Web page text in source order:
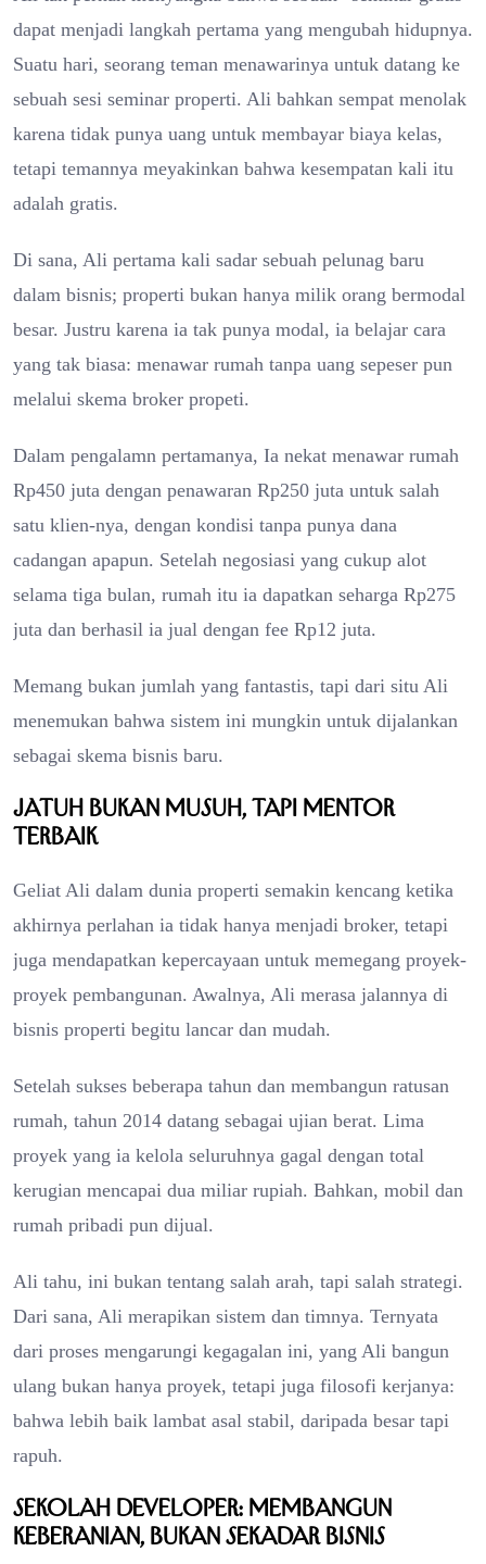
dapat menjadi langkah pertama yang mengubah hidupnya.
Suatu hari, seorang teman menawarinya untuk datang ke
sebuah sesi seminar properti. Ali bahkan sempat menolak
karena tidak punya uang untuk membayar biaya kelas,
tetapi temannya meyakinkan bahwa kesempatan kali itu
adalah gratis.
Di sana, Ali pertama kali sadar sebuah pelunag baru
dalam bisnis; properti bukan hanya milik orang bermodal
besar. Justru karena ia tak punya modal, ia belajar cara
yang tak biasa: menawar rumah tanpa uang sepeser pun
melalui skema broker propeti.
Dalam pengalamn pertamanya, Ia nekat menawar rumah
Rp450 juta dengan penawaran Rp250 juta untuk salah
satu klien-nya, dengan kondisi tanpa punya dana
cadangan apapun. Setelah negosiasi yang cukup alot
selama tiga bulan, rumah itu ia dapatkan seharga Rp275
juta dan berhasil ia jual dengan fee Rp12 juta.
Memang bukan jumlah yang fantastis, tapi dari situ Ali
menemukan bahwa sistem ini mungkin untuk dijalankan
sebagai skema bisnis baru.
Jatuh Bukan Musuh, Tapi Mentor
Terbaik
Geliat Ali dalam dunia properti semakin kencang ketika
akhirnya perlahan ia tidak hanya menjadi broker, tetapi
juga mendapatkan kepercayaan untuk memegang proyek-
proyek pembangunan. Awalnya, Ali merasa jalannya di
bisnis properti begitu lancar dan mudah.
Setelah sukses beberapa tahun dan membangun ratusan
rumah, tahun 2014 datang sebagai ujian berat. Lima
proyek yang ia kelola seluruhnya gagal dengan total
kerugian mencapai dua miliar rupiah. Bahkan, mobil dan
rumah pribadi pun dijual.
Ali tahu, ini bukan tentang salah arah, tapi salah strategi.
Dari sana, Ali merapikan sistem dan timnya. Ternyata
dari proses mengarungi kegagalan ini, yang Ali bangun
ulang bukan hanya proyek, tetapi juga filosofi kerjanya:
bahwa lebih baik lambat asal stabil, daripada besar tapi
rapuh.
Sekolah Developer: Membangun
Keberanian, Bukan Sekadar Bisnis